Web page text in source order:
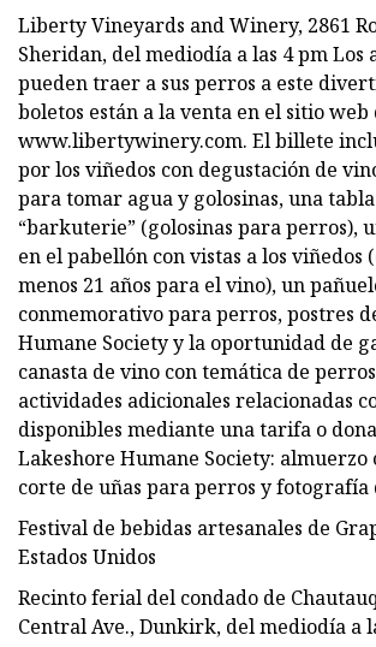
Liberty Vineyards and Winery, 2861
Sheridan, del mediodía a las 4 pm Los
pueden traer a sus perros a este
boletos están a la venta en el sitio
www.libertywinery.com. El billete
por los viñedos con degustación de
para tomar agua y golosinas, una
“barkuterie” (golosinas para perros),
en el pabellón con vistas a los viñedos
menos 21 años para el vino), un
conmemorativo para perros, postres
Humane Society y la oportunidad de
canasta de vino con temática de
actividades adicionales relacionadas
disponibles mediante una tarifa o
Lakeshore Humane Society: almuerzo
corte de uñas para perros y fotografía
Festival de bebidas artesanales de
Estados Unidos
Recinto ferial del condado de
Central Ave., Dunkirk, del mediodía a